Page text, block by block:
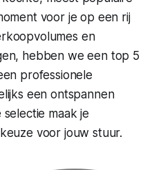
voor je op een rij
en
hebben we een top 5
professionele
een ontspannen
maak je
voor jouw stuur.